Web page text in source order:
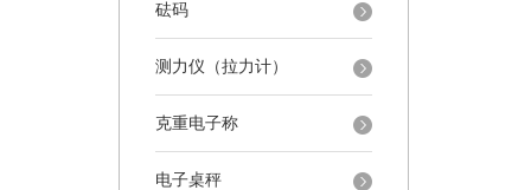
砝码
测力仪（拉力计）
克重电子称
电子桌秤